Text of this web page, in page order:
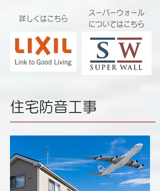
​詳しくはこちら
​スーパーウォール
についてはこちら
住宅防音工事